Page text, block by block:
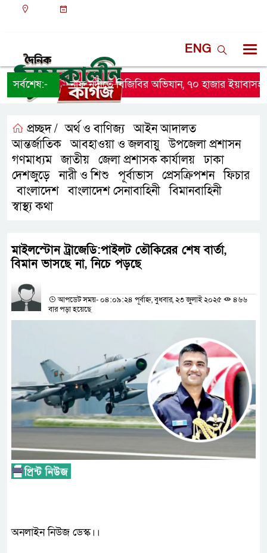
ENG
সর্বশেষ:- নাফ নদীতে বিজিবির অভিযান, ৭০ হাজার ইয়াবাসহ
প্রচ্ছদ / অর্থ ও বাণিজ্য ,আইন আদালত
আন্তর্জাতিক ,আবহাওয়া ও জলবায়ু ,উপজেলা প্রশাসন
গণমাধ্যম ,জাতীয় জেলা প্রশাসক কার্যালয় ,ঢাকা
দেশজুড়ে ,নারী ও শিশু পূর্বাভাস প্রেসক্রিপশন ,ফিচার
,বাংলাদেশ ,বাংলাদেশ সেনাবাহিনী ,বিমানবাহিনী
স্বাস্থ্য কথা
মাইলস্টোন ট্রাজেডি:পাইলট তৌকিরের শেষ বার্তা,
বিমান ভাসছে না, নিচে পড়ছে
আপডেট সময়- ০৪:০৯:২৪ পূর্বাহ্ন, বুধবার, ২৩ জুলাই ২০২৫
৪৬৬
বার পড়া হয়েছে
অনলাইন নিউজ ডেস্ক।।